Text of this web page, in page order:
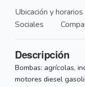
Ubicación y horarios
Sociales
Descripción
Bombas: agrícolas,
motores diesel